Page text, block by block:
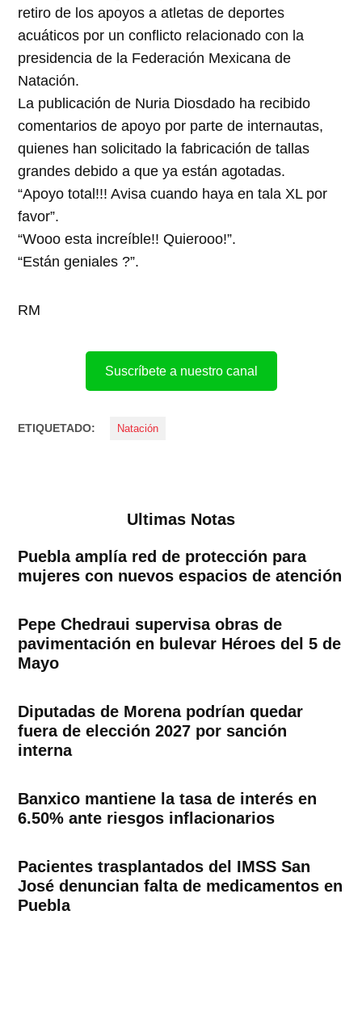
retiro de los apoyos a atletas de deportes
acuáticos por un conflicto relacionado con la
presidencia de la Federación Mexicana de
Natación.
La publicación de Nuria Diosdado ha recibido
comentarios de apoyo por parte de internautas,
quienes han solicitado la fabricación de tallas
grandes debido a que ya están agotadas.
“Apoyo total!!! Avisa cuando haya en tala XL por
favor”.
“Wooo esta increíble!! Quierooo!”.
“Están geniales ?”.
RM
Suscríbete a nuestro canal
ETIQUETADO: Natación
Ultimas Notas
Puebla amplía red de protección para
mujeres con nuevos espacios de atención
Pepe Chedraui supervisa obras de
pavimentación en bulevar Héroes del 5 de
Mayo
Diputadas de Morena podrían quedar
fuera de elección 2027 por sanción
interna
Banxico mantiene la tasa de interés en
6.50% ante riesgos inflacionarios
Pacientes trasplantados del IMSS San
José denuncian falta de medicamentos en
Puebla